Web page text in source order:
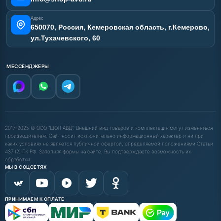
Адрес
650070, Россия, Кемеровская область, г.Кемерово,
ул.Тухачевского, 60
МЕССЕНДЖЕРЫ
2017-2025 © ООО "ШОП АВД". Внешний вид товаров и комплектация могут изменяться
производителем. Сайт носит исключительно информационный характер и ни при
каких условиях не является публичной офертой, определяемой положениями Статьи
437 (2) ГК РФ. Заполняя формы на сайте, Вы подтверждаете возможность их
обработки.
МЫ В СОЦСЕТЯХ
ПРИНИМАЕМ К ОПЛАТЕ